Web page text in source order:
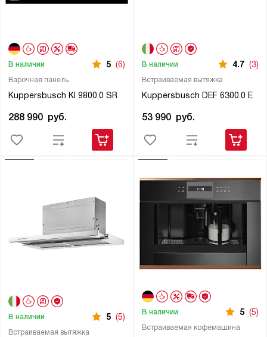
Варочная панель
Kuppersbusch KI 9800.0 SR
В наличии 5 (6)
288 990 руб.
Встраиваемая вытяжка
Kuppersbusch DEF 6300.0 E
В наличии 4.7 (3)
53 990 руб.
Встраиваемая вытяжка
В наличии 5 (5)
Встраиваемая кофемашина
В наличии 5 (5)